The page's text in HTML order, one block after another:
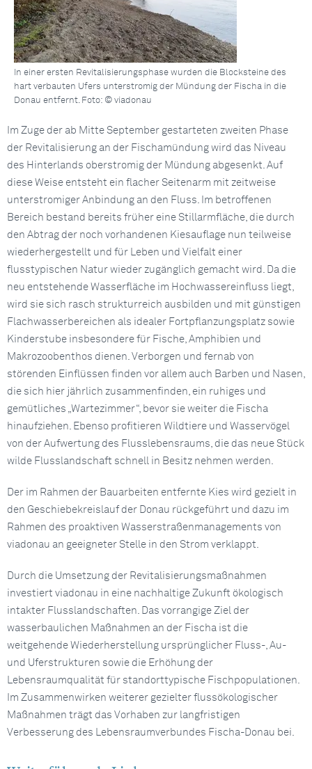
In einer ersten Revitalisierungsphase wurden die Blocksteine des
hart verbauten Ufers unterstromig der Mündung der Fischa in die
Donau entfernt. Foto: © viadonau
Im Zuge der ab Mitte September gestarteten zweiten Phase
der Revitalisierung an der Fischamündung wird das Niveau
des Hinterlands oberstromig der Mündung abgesenkt. Auf
diese Weise entsteht ein flacher Seitenarm mit zeitweise
unterstromiger Anbindung an den Fluss. Im betroffenen
Bereich bestand bereits früher eine Stillarmfläche, die durch
den Abtrag der noch vorhandenen Kiesauflage nun teilweise
wiederhergestellt und für Leben und Vielfalt einer
flusstypischen Natur wieder zugänglich gemacht wird. Da die
neu entstehende Wasserfläche im Hochwassereinfluss liegt,
wird sie sich rasch strukturreich ausbilden und mit günstigen
Flachwasserbereichen als idealer Fortpflanzungsplatz sowie
Kinderstube insbesondere für Fische, Amphibien und
Makrozoobenthos dienen. Verborgen und fernab von
störenden Einflüssen finden vor allem auch Barben und Nasen,
die sich hier jährlich zusammenfinden, ein ruhiges und
gemütliches „Wartezimmer“, bevor sie weiter die Fischa
hinaufziehen. Ebenso profitieren Wildtiere und Wasservögel
von der Aufwertung des Flusslebensraums, die das neue Stück
wilde Flusslandschaft schnell in Besitz nehmen werden.
Der im Rahmen der Bauarbeiten entfernte Kies wird gezielt in
den Geschiebekreislauf der Donau rückgeführt und dazu im
Rahmen des proaktiven Wasserstraßenmanagements von
viadonau an geeigneter Stelle in den Strom verklappt.
Durch die Umsetzung der Revitalisierungsmaßnahmen
investiert viadonau in eine nachhaltige Zukunft ökologisch
intakter Flusslandschaften. Das vorrangige Ziel der
wasserbaulichen Maßnahmen an der Fischa ist die
weitgehende Wiederherstellung ursprünglicher Fluss-, Au-
und Uferstrukturen sowie die Erhöhung der
Lebensraumqualität für standorttypische Fischpopulationen.
Im Zusammenwirken weiterer gezielter flussökologischer
Maßnahmen trägt das Vorhaben zur langfristigen
Verbesserung des Lebensraumverbundes Fischa-Donau bei.